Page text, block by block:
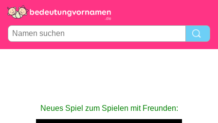
Neues Spiel zum Spielen mit Freunden: